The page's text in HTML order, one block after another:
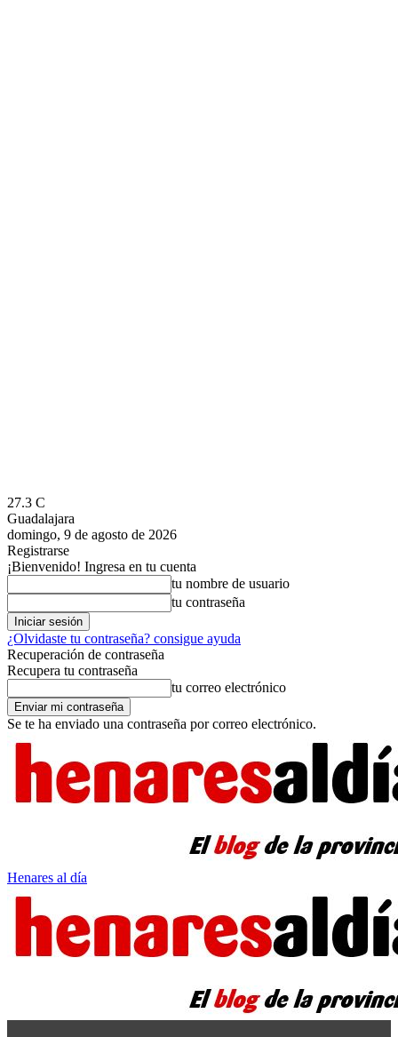
27.3 C
Guadalajara
domingo, 9 de agosto de 2026
Registrarse
¡Bienvenido! Ingresa en tu cuenta
tu nombre de usuario
tu contraseña
¿Olvidaste tu contraseña? consigue ayuda
Recuperación de contraseña
Recupera tu contraseña
tu correo electrónico
Se te ha enviado una contraseña por correo electrónico.
Henares al día